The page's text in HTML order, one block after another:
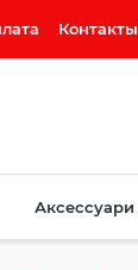
Контакты
Аксессуари